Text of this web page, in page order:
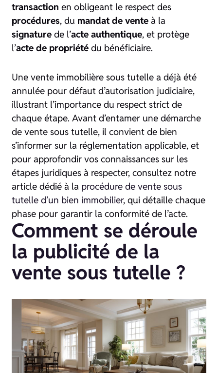
transaction en obligeant le respect des
procédures, du mandat de vente à la
signature de l’acte authentique, et protège
l’acte de propriété du bénéficiaire.
Une vente immobilière sous tutelle a déjà été
annulée pour défaut d’autorisation judiciaire,
illustrant l’importance du respect strict de
chaque étape. Avant d’entamer une démarche
de vente sous tutelle, il convient de bien
s’informer sur la réglementation applicable, et
pour approfondir vos connaissances sur les
étapes juridiques à respecter, consultez notre
article dédié à la procédure de vente sous
tutelle d’un bien immobilier, qui détaille chaque
phase pour garantir la conformité de l’acte.
Comment se déroule
la publicité de la
vente sous tutelle ?